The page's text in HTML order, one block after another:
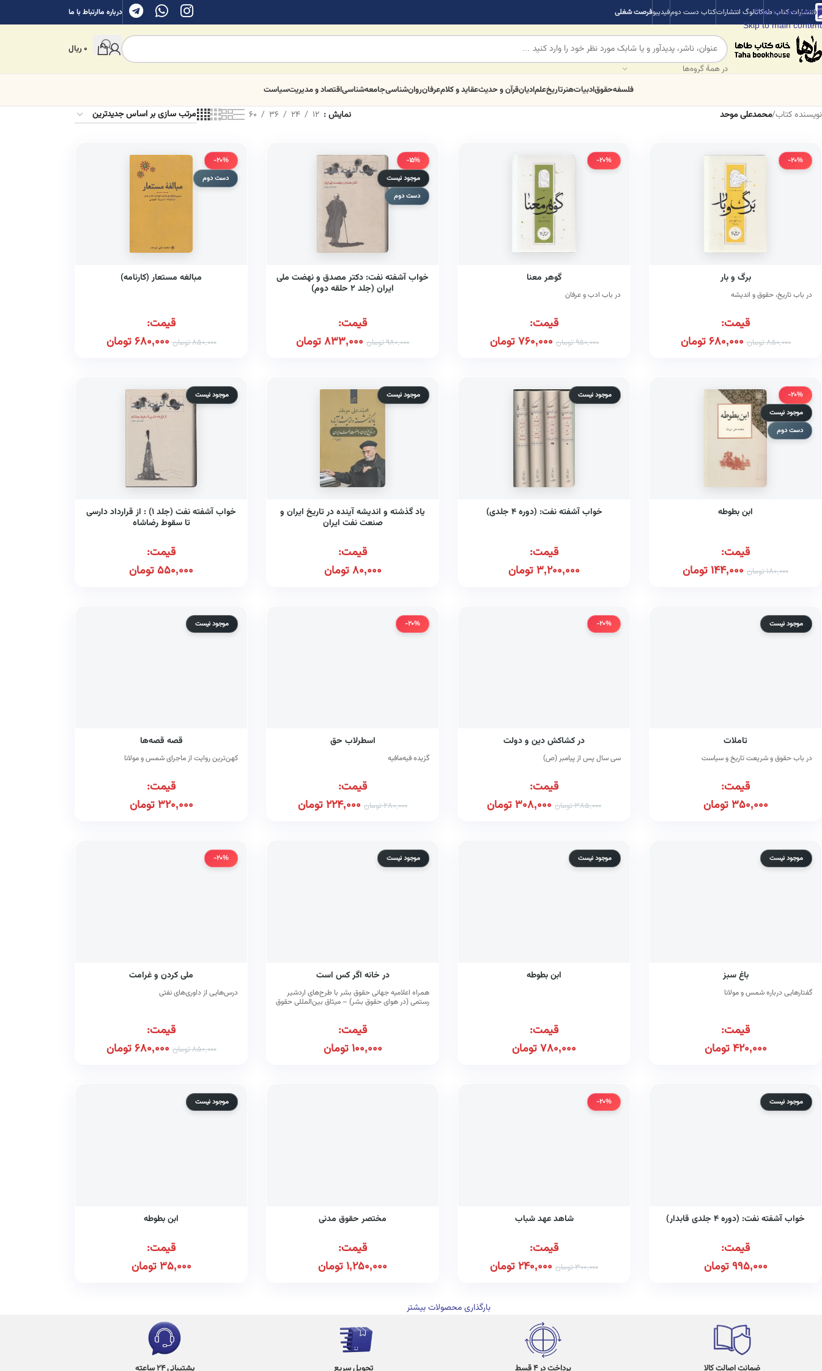
Skip to navigation
Skip to main content
انتشارات کتاب طهکاتالوگ انتشاراتکتاب دست دومفیدیبوفرصت شغلی درباره ماارتباط با ما
در همهٔ گروه‌ها
0ریال
فلسفهحقوقادبیاتهنرتاریخعلمادیانقرآن و حدیثعقاید و کلامعرفانروان‌شناسیجامعه‌شناسیاقتصاد و مدیریتسیاست
نویسنده کتاب/محمدعلی موحد نمایش 12
24
36
60
-20%
برگ و بار
در باب تاریخ، حقوق و اندیشه
قیمت:
850,000تومان 680,000 تومان
-20%
گوهر معنا
در باب ادب و عرفان
قیمت:
950,000تومان 760,000تومان
-15%
موجود نیست
دست دوم
خواب آشفته نفت: دکتر مصدق و نهضت ملی
ایران (جلد ۲ حلقه دوم)
قیمت:
980,000تومان 833,000تومان
-20%
دست دوم
مبالغه مستعار (کارنامه)
قیمت:
850,000تومان 680,000 تومان
-20%
موجود نیست
دست دوم
ابن بطوطه
قیمت:
180,000تومان 144,000تومان
موجود نیست
خواب آشفته نفت: (دوره ۴ جلدی)
قیمت:
3,200,000تومان
موجود نیست
یاد گذشته و اندیشه آینده در تاریخ ایران و
صنعت نفت ایران
قیمت:
80,000تومان
موجود نیست
خواب آشفته نفت (جلد ۱) : از قرارداد دارسی
تا سقوط رضاشاه
قیمت:
550,000 تومان
موجود نیست
تاملات
در باب حقوق و شریعت تاریخ و سیاست
قیمت:
350,000تومان
-20%
در کشاکش دین و دولت
سی سال پس از پیامبر (ص)
قیمت:
385,000تومان 308,000تومان
-20%
اسطرلاب حق
گزیده فیه‌مافیه
قیمت:
280,000تومان 224,000تومان
موجود نیست
قصه قصه‌ها
کهن‌ترین روایت از ماجرای شمس و مولانا
قیمت:
320,000تومان
موجود نیست
باغ سبز
گفتارهایی درباره شمس و مولانا
قیمت:
420,000تومان
موجود نیست
ابن بطوطه
قیمت:
780,000تومان
موجود نیست
در خانه اگر کس است
همراه اعلامیه جهانی حقوق بشر با طرح‌های اردشیر
رستمی (در هوای حقوق بشر) – میثاق بین‌المللی حقوق
قیمت:
100,000تومان
-20%
ملی کردن و غرامت
درس‌هایی از داوری‌های نفتی
قیمت:
850,000تومان 680,000 تومان
موجود نیست
خواب آشفته نفت: (دوره ۴ جلدی قابدار)
قیمت:
995,000تومان
-20%
شاهد عهد شباب
قیمت:
300,000تومان 240,000تومان
مختصر حقوق مدنی
قیمت:
1,250,000تومان
موجود نیست
ابن بطوطه
قیمت:
35,000تومان
بارگذاری محصولات بیشتر
ضمانت اصالت کالا پرداخت در 4 قسط تحویل سریع پشتیبانی 24 ساعته